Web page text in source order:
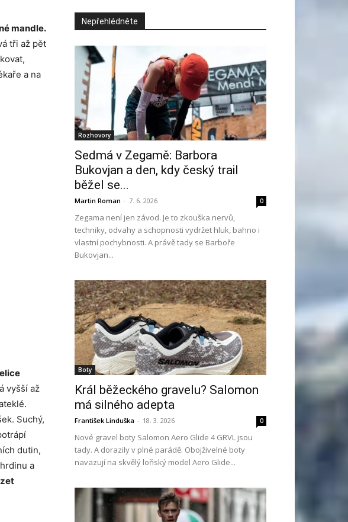
mandle.
tři až pět
a na
vyšší až
Suchý,
dutin,
a
Nepřehlédněte
Rozhovory
Sedmá v Zegamě: Barbora
Bukovjan a den, kdy český trail
běžel se...
Martin Roman - 7. 6. 2026 0
Zegama není jen závod. Je to zkouška nervů,
techniky, odvahy a schopnosti vydržet hluk, bahno i
vlastní pochybnosti. A právě tady se Barboře
Bukovjan...
Boty
Král běžeckého gravelu? Salomon
má silného adepta
František Linduška - 18. 3. 2026 0
Nové gravel boty Salomon Aero Glide 4 GRVL jsou
tady. A dorazily v plné parádě. Obojživelné boty
navazují na skvělý loňský model Aero Glide...